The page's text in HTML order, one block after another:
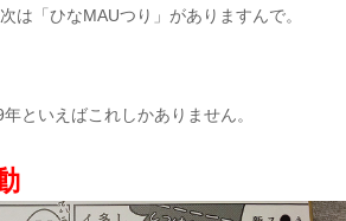
は「ひなMAUつり」がありますんで。
といえばこれしかありません。